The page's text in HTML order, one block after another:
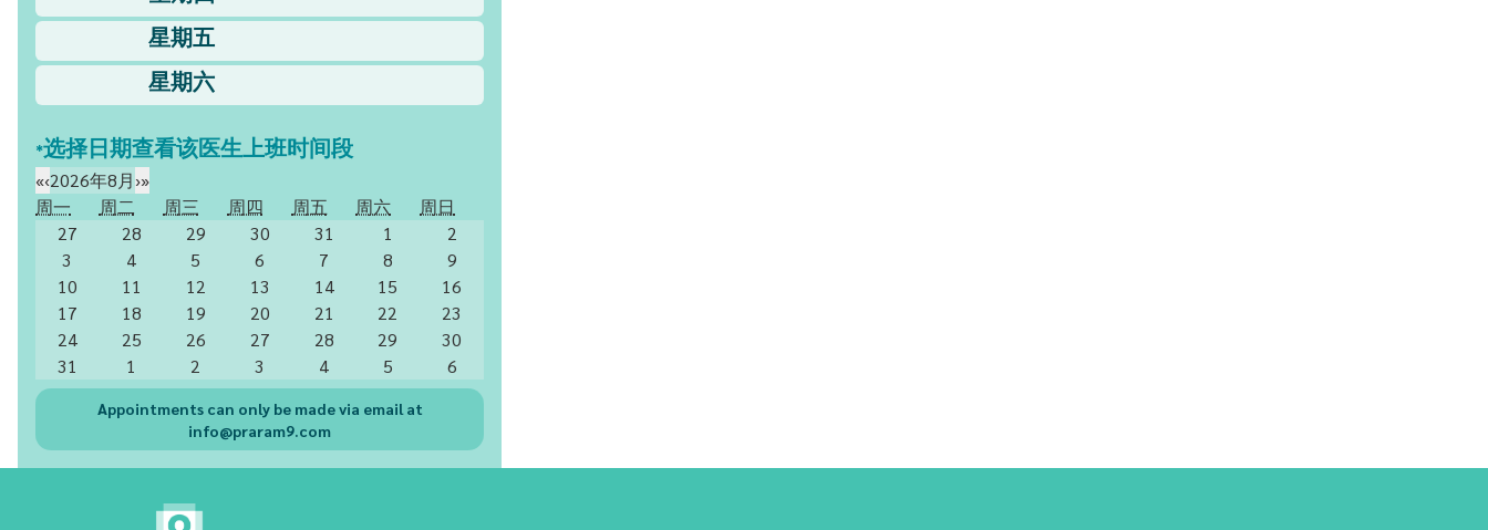
星期五
星期六
*选择日期查看该医生上班时间段
«‹2026年8月›»
周一
周二 周三 周四 周五 周六
周日
27
28 29 30 31 1
2
3
4 5 6 7 8
9
10
11 12 13 14 15
16
17
18 19 20 21 22
23
24
25 26 27 28 29
30
31
1 2 3 4 5 6
Appointments can only be made via email at
info@praram9.com